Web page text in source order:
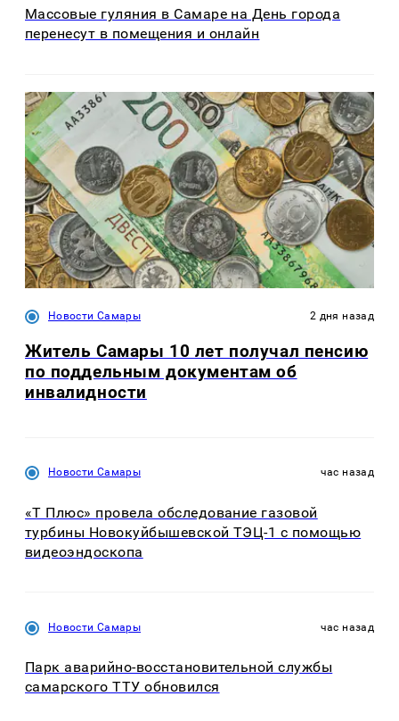
Массовые гуляния в Самаре на День города
перенесут в помещения и онлайн
Новости Самары 2 дня назад
Житель Самары 10 лет получал пенсию
по поддельным документам об
инвалидности
Новости Самары час назад
«Т Плюс» провела обследование газовой
турбины Новокуйбышевской ТЭЦ-1 с помощью
видеоэндоскопа
Новости Самары час назад
Парк аварийно-восстановительной службы
самарского ТТУ обновился